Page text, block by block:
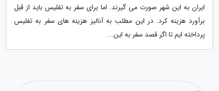
ایران به این شهر صورت می گیرند. اما برای سفر به تفلیس باید از قبل
برآورد هزینه کرد. در این مطلب به آنالیز هزینه های سفر به تفلیس
پرداخته ایم تا اگر قصد سفر به این...